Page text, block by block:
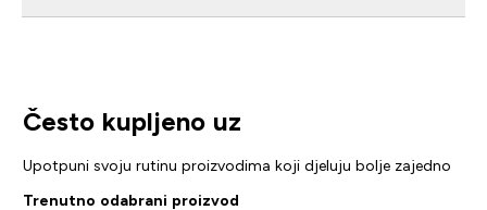
Često kupljeno uz
Upotpuni svoju rutinu proizvodima koji djeluju bolje zajedno
Trenutno odabrani proizvod